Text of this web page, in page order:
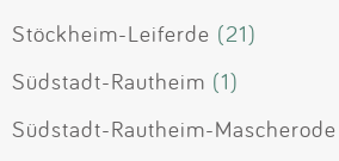
Stöckheim-Leiferde (21)
Südstadt-Rautheim (1)
Südstadt-Rautheim-Mascherode